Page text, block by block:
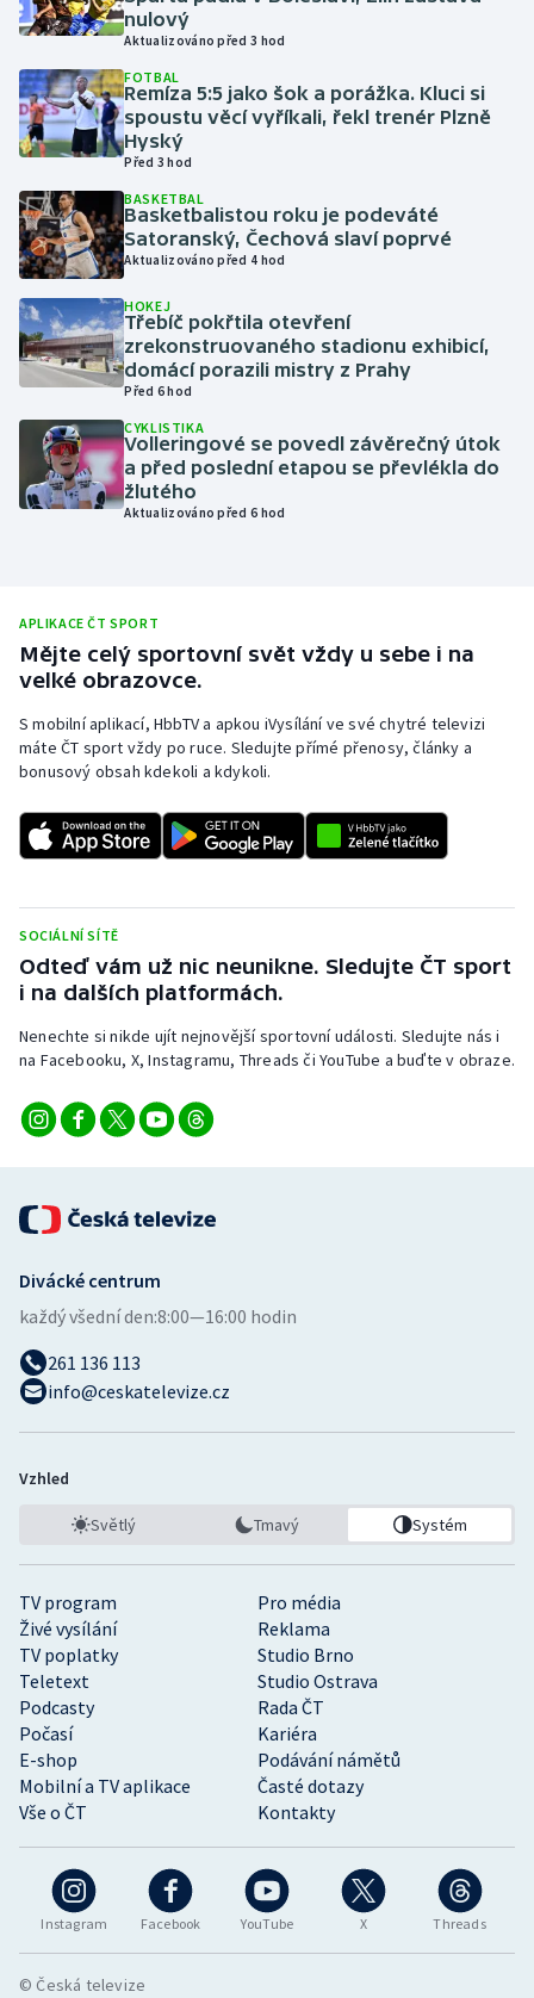
Jezdectví
Judo
Krasobruslení
Lezení
Lyže a snowboard
Moderní pětiboj
Motorsport
Olympijské hry
Parasport
Ragby
Rychlobruslení
Rychlostní kanoistika
Short track
Stolní tenis
Triatlon
Veslování
Vodní slalom
Ostatní
nulový
Aktualizováno před 3 hod
FOTBAL
Remíza 5:5 jako šok a porážka. Kluci si
spoustu věcí vyříkali, řekl trenér Plzně
Hyský
Před 3 hod
BASKETBAL
Basketbalistou roku je podeváté
Satoranský, Čechová slaví poprvé
Aktualizováno před 4 hod
HOKEJ
Třebíč pokřtila otevření
zrekonstruovaného stadionu exhibicí,
domácí porazili mistry z Prahy
Před 6 hod
CYKLISTIKA
Volleringové se povedl závěrečný útok
a před poslední etapou se převlékla do
žlutého
Aktualizováno před 6 hod
APLIKACE ČT SPORT
Mějte celý sportovní svět vždy u sebe i na
velké obrazovce.
S mobilní aplikací, HbbTV a apkou iVysílání ve své chytré televizi
máte ČT sport vždy po ruce. Sledujte přímé přenosy, články a
bonusový obsah kdekoli a kdykoli.
SOCIÁLNÍ SÍTĚ
Odteď vám už nic neunikne. Sledujte ČT sport
i na dalších platformách.
Nenechte si nikde ujít nejnovější sportovní události. Sledujte nás i
na Facebooku, X, Instagramu, Threads či YouTube a buďte v obraze.
Instagram Facebook YouTube X Threads
TV program
Pro média
Živé vysílání
Reklama
TV poplatky
Studio Brno
Teletext
Studio Ostrava
Podcasty
Rada ČT
Počasí
Kariéra
E-shop
Podávání námětů
Mobilní a TV aplikace
Časté dotazy
Vše o ČT
Kontakty
Divácké centrum
každý všední den:8:00—16:00 hodin
261 136 113
info@ceskatelevize.cz
Vzhled
Světlý Tmavý Systém
© Česká televize